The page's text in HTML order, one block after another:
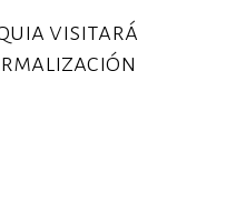
visitará